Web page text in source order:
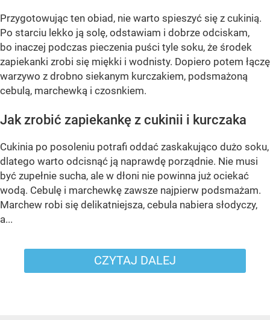
Przygotowując ten obiad, nie warto spieszyć się z cukinią.
Po starciu lekko ją solę, odstawiam i dobrze odciskam,
bo inaczej podczas pieczenia puści tyle soku, że środek
zapiekanki zrobi się miękki i wodnisty. Dopiero potem łączę
warzywo z drobno siekanym kurczakiem, podsmażoną
cebulą, marchewką i czosnkiem.
Jak zrobić zapiekankę z cukinii i kurczaka
Cukinia po posoleniu potrafi oddać zaskakująco dużo soku,
dlatego warto odcisnąć ją naprawdę porządnie. Nie musi
być zupełnie sucha, ale w dłoni nie powinna już ociekać
wodą. Cebulę i marchewkę zawsze najpierw podsmażam.
Marchew robi się delikatniejsza, cebula nabiera słodyczy,
a...
CZYTAJ DALEJ